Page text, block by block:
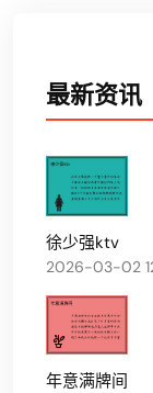
最新资讯
徐少强ktv
2026-03-02
年意满牌间